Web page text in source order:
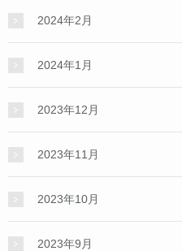
2024年2月
2024年1月
2023年12月
2023年11月
2023年10月
2023年9月